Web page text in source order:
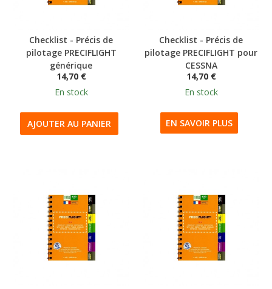
Checklist - Précis de
pilotage PRECIFLIGHT
générique
14,70 €
En stock
AJOUTER AU PANIER
Checklist - Précis de
pilotage PRECIFLIGHT pour
CESSNA
14,70 €
En stock
EN SAVOIR PLUS